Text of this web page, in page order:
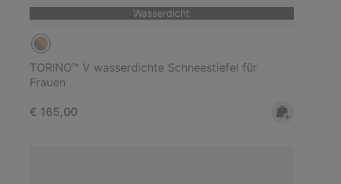
Wasserdicht
TORINO™ V wasserdichte Schneestiefel für
Frauen
Regular price:
€ 165,00